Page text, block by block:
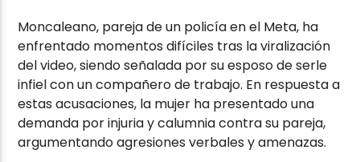
Moncaleano, pareja de un policía en el Meta, ha
enfrentado momentos difíciles tras la viralización
del video, siendo señalada por su esposo de serle
infiel con un compañero de trabajo. En respuesta a
estas acusaciones, la mujer ha presentado una
demanda por injuria y calumnia contra su pareja,
argumentando agresiones verbales y amenazas.